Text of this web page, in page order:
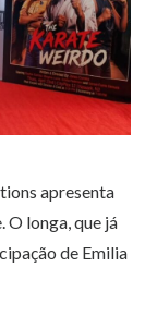
apresenta
longa, que já
de Emilia